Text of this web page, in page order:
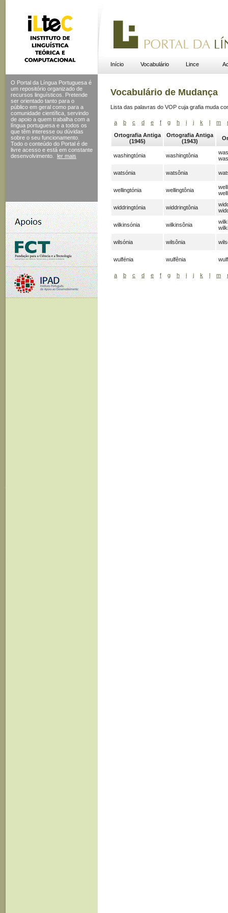
Início Vocabulário Lince
O Portal da Língua Portuguesa é
um repositório organizado de
recursos linguísticos. Pretende
ser orientado tanto para o
público em geral como para a
comunidade científica, servindo
de apoio a quem trabalha com a
língua portuguesa e a todos os
que têm interesse ou dúvidas
sobre o seu funcionamento.
Todo o conteúdo do Portal é de
livre acesso e está em constante
desenvolvimento.
ler mais
Vocabulário de Mudança
Lista das palavras do VOP cuja grafia muda
a b c d e f g h i j k l m
Ortografia Antiga
(1945)
Ortografia Antiga
(1943)
washingtónia washingtônia
watsónia watsônia
wellingtónia wellingtônia
widdringtónia widdringtônia
wilkinsónia wilkinsônia
wilsónia wilsônia
wulfénia wulfênia
a b c d e f g h i j k l m